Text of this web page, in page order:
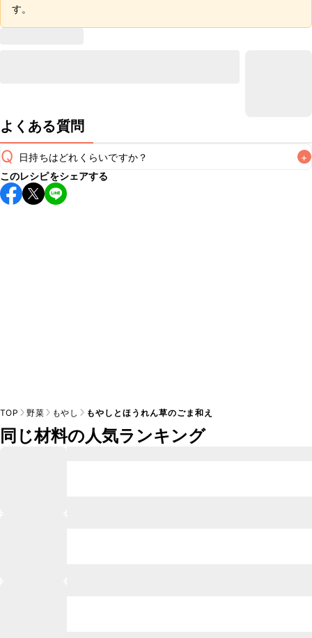
す。
よくある質問
Q 日持ちはどれくらいですか？ +
保存期間は冷蔵で翌日中が目安です。なるべくお早めにお召
し上がりください。
このレシピをシェアする
TOP 野菜 もやし もやしとほうれん草のごま和え
同じ材料の人気ランキング